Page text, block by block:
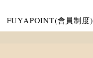
FUYAPOINT(會員制度)